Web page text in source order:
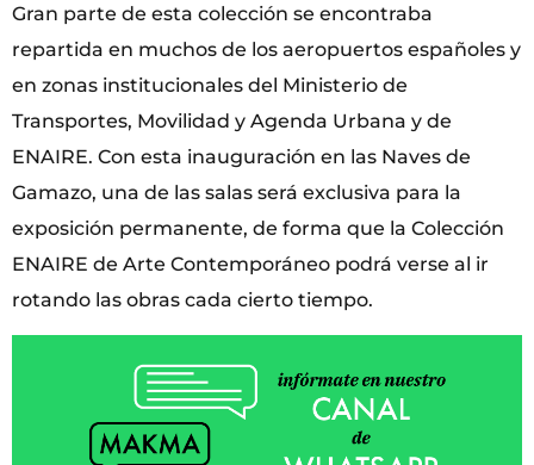
Gran parte de esta colección se encontraba
repartida en muchos de los aeropuertos españoles y
en zonas institucionales del Ministerio de
Transportes, Movilidad y Agenda Urbana y de
ENAIRE. Con esta inauguración en las Naves de
Gamazo, una de las salas será exclusiva para la
exposición permanente, de forma que la Colección
ENAIRE de Arte Contemporáneo podrá verse al ir
rotando las obras cada cierto tiempo.